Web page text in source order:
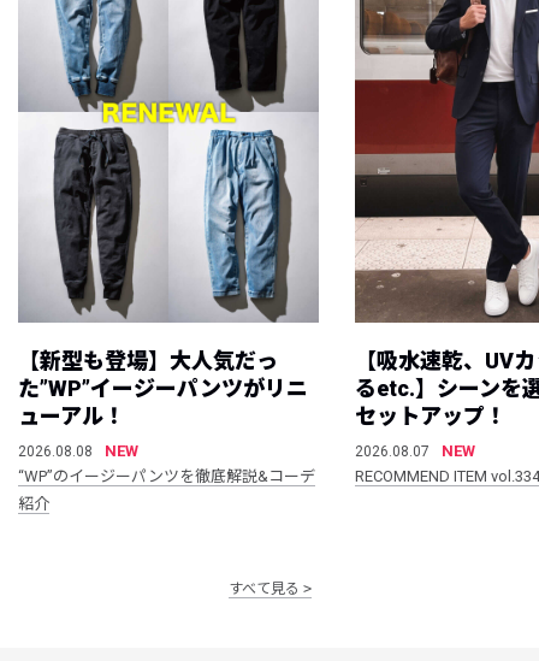
【新型も登場】大人気だっ
た”WP”イージーパンツがリニ
ューアル！
2026.08.08
NEW
“WP”のイージーパンツを徹底解説&コーデ
紹介
【吸水速乾、UV
るetc.】シーンを
セットアップ！
2026.08.07
NEW
RECOMMEND ITEM vol.334
すべて見る